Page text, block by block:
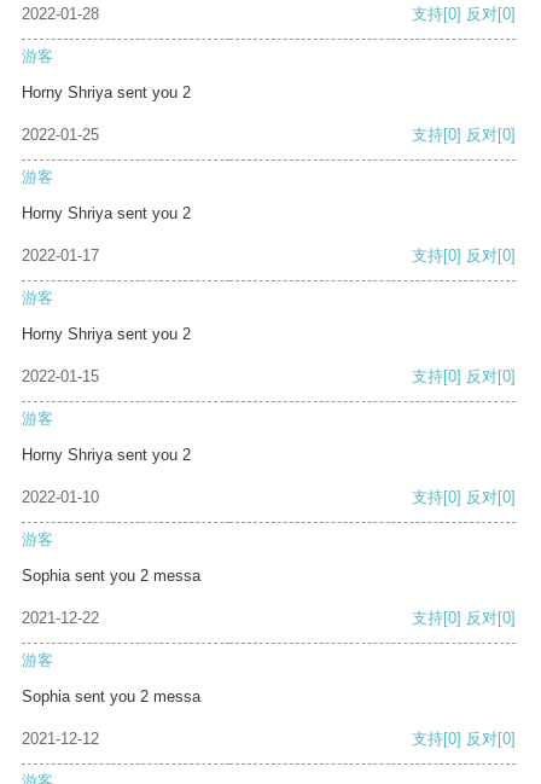
2022-01-28 支持[0] 反对[0]
游客
Horny Shriya sent you 2
2022-01-25 支持[0] 反对[0]
游客
Horny Shriya sent you 2
2022-01-17 支持[0] 反对[0]
游客
Horny Shriya sent you 2
2022-01-15 支持[0] 反对[0]
游客
Horny Shriya sent you 2
2022-01-10 支持[0] 反对[0]
游客
Sophia sent you 2 messa
2021-12-22 支持[0] 反对[0]
游客
Sophia sent you 2 messa
2021-12-12 支持[0] 反对[0]